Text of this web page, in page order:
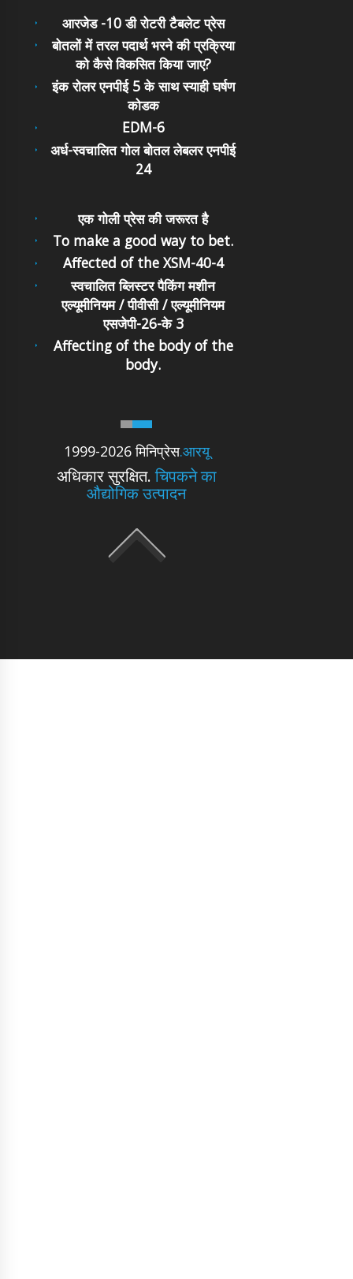
आरजेड -10 डी रोटरी टैबलेट प्रेस
बोतलों में तरल पदार्थ भरने की प्रक्रिया
को कैसे विकसित किया जाए?
इंक रोलर एनपीई 5 के साथ स्याही घर्षण
कोडक
EDM-6
अर्ध-स्वचालित गोल बोतल लेबलर एनपीई
24
1999-2026 मिनिप्रेस.आरयू
अधिकार सुरक्षित.चिपकने का
औद्योगिक उत्पादन
एक गोली प्रेस की जरूरत है
To make a good way to bet.
Affected of the XSM-40-4
स्वचालित ब्लिस्टर पैकिंग मशीन
एल्यूमीनियम / पीवीसी / एल्यूमीनियम
एसजेपी-26-के 3
Affecting of the body of the
body.